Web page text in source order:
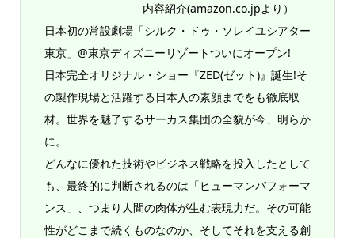
内容紹介(amazon.co.jpより）
日本初の常設劇場「シルク・ドゥ・ソレイユシアター
東京」@東京ディズニーリゾートついにオープン!
日本完全オリジナル・ショー『ZED(ゼット)』誕生!そ
の製作現場と活躍する日本人の素顔までをも徹底取
材。世界を魅了するサーカス集団の全貌が今、明らか
に。
どんなに優れた技術やビジネス戦略を投入したとして
も、最終的に判断されるのは「ヒューマンパフォーマ
ンス」、つまり人間の肉体が生む表現力だ。その可能
性がどこまで続くものなのか、そしてそれを支える創